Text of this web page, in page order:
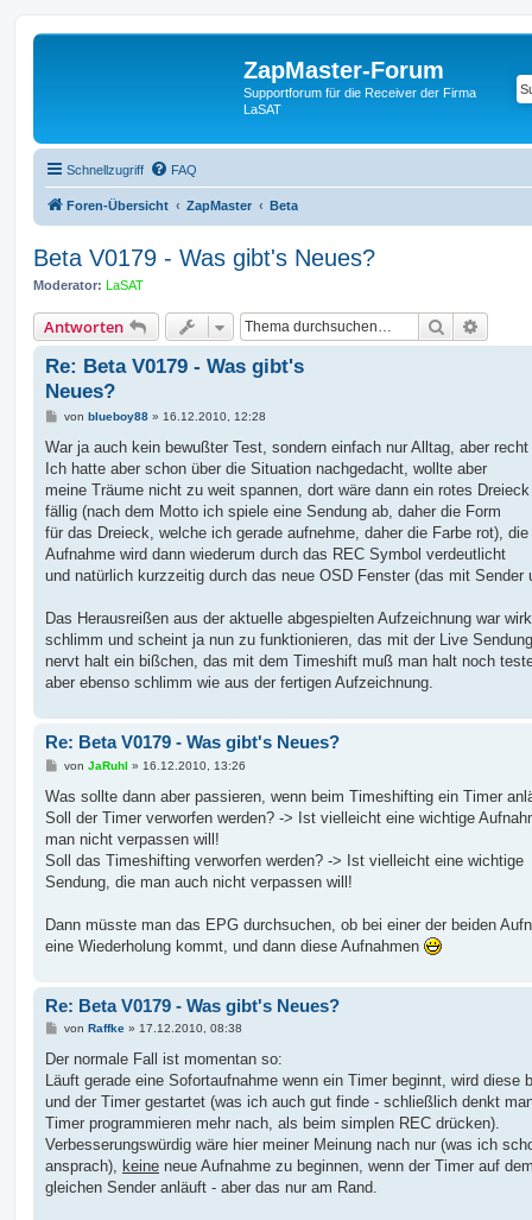
ZapMaster-Forum
Supportforum für die Receiver der Firma
LaSAT
Schnellzugriff FAQ
Foren-Übersicht ZapMaster Beta
Beta V0179 - Was gibt's Neues?
Moderator: LaSAT
Antworten Suche
Re: Beta V0179 - Was gibt's
Neues?
B
i
r
a
von blueboy88» 16.12.2010, 12:28
War ja auch kein bewußter Test, sondern einfach nur Alltag, aber
Ich hatte aber schon über die Situation nachgedacht, wollte aber
meine Träume nicht zu weit spannen, dort wäre dann ein rotes
fällig (nach dem Motto ich spiele eine Sendung ab, daher die Form
für das Dreieck, welche ich gerade aufnehme, daher die Farbe rot), die
Aufnahme wird dann wiederum durch das REC Symbol verdeutlicht
und natürlich kurzzeitig durch das neue OSD Fenster (das mit Sender
Das Herausreißen aus der aktuelle abgespielten Aufzeichnung war
schlimm und scheint ja nun zu funktionieren, das mit der Live Sendung
nervt halt ein bißchen, das mit dem Timeshift muß man halt noch
aber ebenso schlimm wie aus der fertigen Aufzeichnung.
Re: Beta V0179 - Was gibt's Neues?
B
i
r
a
von JaRuhl » 16.12.2010, 13:26
Was sollte dann aber passieren, wenn beim Timeshifting ein Timer
Soll der Timer verworfen werden? -> Ist vielleicht eine wichtige
man nicht verpassen will!
Soll das Timeshifting verworfen werden? -> Ist vielleicht eine wichtige
Sendung, die man auch nicht verpassen will!
Dann müsste man das EPG durchsuchen, ob bei einer der beiden
eine Wiederholung kommt, und dann diese Aufnahmen
Re: Beta V0179 - Was gibt's Neues?
B
i
r
a
von Raffke» 17.12.2010, 08:38
Der normale Fall ist momentan so:
Läuft gerade eine Sofortaufnahme wenn ein Timer beginnt, wird diese
und der Timer gestartet (was ich auch gut finde - schließlich denkt
Timer programmieren mehr nach, als beim simplen REC drücken).
Verbesserungswürdig wäre hier meiner Meinung nach nur (was ich
ansprach), keine neue Aufnahme zu beginnen, wenn der Timer auf
gleichen Sender anläuft - aber das nur am Rand.